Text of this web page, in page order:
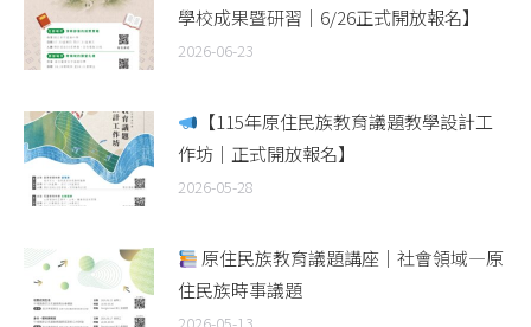
學校成果暨研習｜6/26正式開放報名】
2026-06-23
【115年原住民族教育議題教學設計工
作坊｜正式開放報名】
2026-05-28
原住民族教育議題講座｜社會領域—原
住民族時事議題